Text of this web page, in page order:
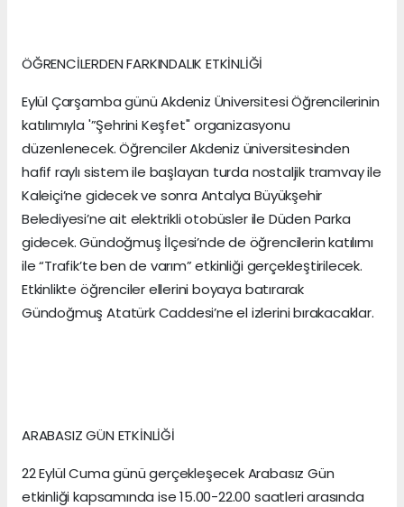
ÖĞRENCİLERDEN FARKINDALIK ETKİNLİĞİ
Eylül Çarşamba günü Akdeniz Üniversitesi Öğrencilerinin
katılımıyla '”Şehrini Keşfet'' organizasyonu
düzenlenecek. Öğrenciler Akdeniz üniversitesinden
hafif raylı sistem ile başlayan turda nostaljik tramvay ile
Kaleiçi’ne gidecek ve sonra Antalya Büyükşehir
Belediyesi’ne ait elektrikli otobüsler ile Düden Parka
gidecek. Gündoğmuş İlçesi’nde de öğrencilerin katılımı
ile “Trafik’te ben de varım” etkinliği gerçekleştirilecek.
Etkinlikte öğrenciler ellerini boyaya batırarak
Gündoğmuş Atatürk Caddesi’ne el izlerini bırakacaklar.
ARABASIZ GÜN ETKİNLİĞİ
22 Eylül Cuma günü gerçekleşecek Arabasız Gün
etkinliği kapsamında ise 15.00-22.00 saatleri arasında